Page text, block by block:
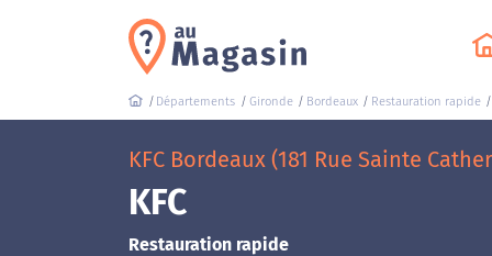
Départements Gironde Bordeaux Restauration rapide
KFC Bordeaux (181 Rue Sainte
KFC
Restauration rapide